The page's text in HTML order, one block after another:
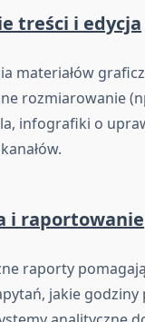
treści i edycja
materiałów
rozmiarowanie
infografiki o
i raportowanie
raporty
jakie